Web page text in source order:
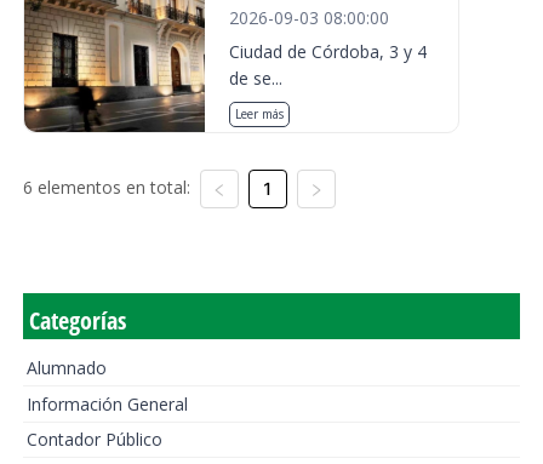
2026-09-03 08:00:00
Ciudad de Córdoba, 3 y 4
de se...
Leer más
6 elementos en total: 1
Categorías
Alumnado
Información General
Contador Público